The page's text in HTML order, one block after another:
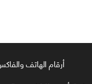
أرقام الهاتف والفاكس الجديدة 13 / 12 /